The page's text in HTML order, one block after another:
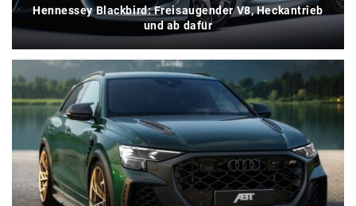
Hennessey Blackbird: Freisaugender V8, Heckantrieb
und ab dafür